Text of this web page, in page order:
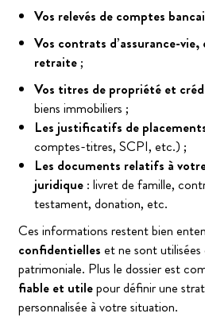
Vos relevés de comptes
Vos contrats d’assurance-vie,
retraite;
Vos titres de propriété et
biens immobiliers ;
Les justificatifs de
comptes-titres, SCPI, etc.) ;
Les documents relatifs à
juridique: livret de famille,
testament, donation, etc.
Ces informations restent bien
confidentielles et ne sont utilisées
patrimoniale. Plus le dossier est
fiable et utilepour définir une
personnalisée à votre situation.